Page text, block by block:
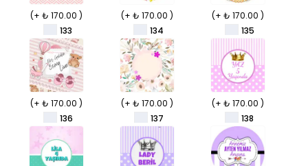
(+ ₺ 170.00 )
133
(+ ₺ 170.00 )
134
(+ ₺ 170.00 )
135
(+ ₺ 170.00 )
136
(+ ₺ 170.00 )
137
(+ ₺ 170.00 )
138